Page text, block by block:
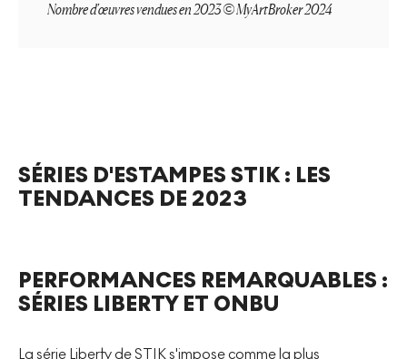
Nombre d'œuvres vendues en 2023 © MyArtBroker 2024
SÉRIES D'ESTAMPES STIK : LES
TENDANCES DE 2023
PERFORMANCES REMARQUABLES :
SÉRIES LIBERTY ET ONBU
La série Liberty de STIK s'impose comme la plus